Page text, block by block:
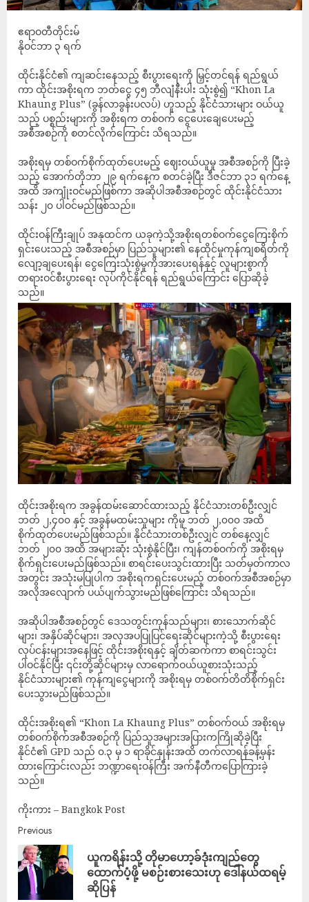
ဧရာဝတီတိုင်းမ်
နိုဝင်ဘာ ၃ ရက်
ထိုင်းနိုင်ငံ၏ ကျဆင်းနေသည့် စီးပွားရေးကို မြှင့်တင်ရန် ရည်ရွယ်
ကာ ထိုင်းအစိုးရက ဘတ်ငွေ ၄၅ ဘီလျံနီးပါး သုံးစွဲ၍ “Khon La
Khaung Plus” (ခွန်လာခွန်းပလပ်) ဟူသည့် နိုင်ငံသားများ ဝယ်ယူ
သည့် ပစ္စည်းများကို အစိုးရက တစ်ဝက် ငွေပေးချေပေးမည့်
အစီအစဉ်ကို စတင်လိုက်ကြောင်း သိရသည်။
အစိုးရမှ တစ်ဝက်စိုက်ထုတ်ပေးမည့် ဈေးဝယ်ယူမှု အစီအစဉ်ကို ပြီးခဲ့
သည့် အောက်တိုဘာ ၂၉ ရက်နေ့က စတင်ခဲ့ပြီး ဒီဇင်ဘာ ၃၁ ရက်နေ့
အထိ အကျုံးဝင်မည်ဖြစ်ကာ အဆိုပါအစီအစဉ်တွင် ထိုင်းနိုင်ငံသား
သန်း ၂၀ ပါဝင်မည်ဖြစ်သည်။
ထိုင်းဝန်ကြီးချုပ် အနုထင်က ယခုကဲ့သို့အစိုးရတစ်ဝက်ငွေကြေးစိုက်
ရှင်းပေးသည့် အစီအစဉ်မှာ ပြည်သူများ၏ နေထိုင်မှုကုန်ကျစရိတ်ကို
လျော့ချပေးရန်၊ ငွေကြေးသုံးစွဲမှုကိုအားပေးရန်နှင့် လူများစွာကို
တရားဝင်စီးပွားရေး လုပ်ကိုင်နိုင်ရန် ရည်ရွယ်ကြောင်း ပြောဆိုခဲ့
သည်။
ထိုင်းအစိုးရက အခွန်ထမ်းဆောင်ထားသည့် နိုင်ငံသားတစ်ဦးလျှင်
ဘတ် ၂,၄၀၀ နှင့် အခွန်မထမ်းသူများ ကိုမူ ဘတ် ၂,၀၀၀ အထိ
စိုက်ထုတ်ပေးမည်ဖြစ်သည်။ နိုင်ငံသားတစ်ဦးလျှင် တစ်နေ့လျှင်
ဘတ် ၂၀၀ အထိ အများဆုံး သုံးစွဲနိုင်ပြီး၊ ကျန်တစ်ဝက်ကို အစိုးရမှ
စိုက်ရှင်းပေးမည်ဖြစ်သည်။ စာရင်းပေးသွင်းထားပြီး သတ်မှတ်ကာလ
အတွင်း အသုံးမပြုပါက အစိုးရကရှင်းပေးမည့် တစ်ဝက်အစီအစဉ်မှာ
အလိုအလျောက် ပယ်ပျက်သွားမည်ဖြစ်ကြောင်း သိရသည်။
အဆိုပါအစီအစဉ်တွင် ဒေသတွင်းကုန်သည်များ၊ စားသောက်ဆိုင်
များ၊ အနှိပ်ဆိုင်များ၊ အလှအပပြုပြင်ရေးဆိုင်များကဲ့သို့ စီးပွားရေး
လုပ်ငန်းများအနေဖြင့် ထိုင်းအစိုးရနှင့် ချိတ်ဆက်ကာ စာရင်းသွင်း
ပါဝင်နိုင်ပြီး ၎င်းတို့ဆိုင်များမှ လာရောက်ဝယ်ယူစားသုံးသည့်
နိုင်ငံသားများ၏ ကုန်ကျငွေများကို အစိုးရမှ တစ်ဝက်တိတိစိုက်ရှင်း
ပေးသွားမည်ဖြစ်သည်။
ထိုင်းအစိုးရ၏ “Khon La Khaung Plus” တစ်ဝက်ဝယ် အစိုးရမှ
တစ်ဝက်စိုက်အစီအစဉ်ကို ပြည်သူအများအပြားကကြိုဆိုခဲ့ပြီး
နိုင်ငံ၏ GPD သည် ၀.၃ မှ ၁ ရာခိုင်နှုန်းအထိ တက်လာရန်ခန့်မှန်း
ထားကြောင်းလည်း ဘဏ္ဍာရေးဝန်ကြီး အက်နီတီကပြောကြားခဲ့
သည်။
ကိုးကား – Bangkok Post
Previous
ယူကရိန်းသို့ တိုမာဟော့ခ်ဒုံးကျည်တွေ
ထောက်ပံ့ဖို့ မစဉ်းစားသေးဟု ဒေါ်နယ်ထရမ့်
ဆိုပြန်